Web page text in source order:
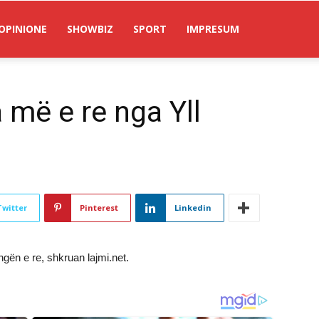
SHOWBIZ SPORT IMPRESUM
e re nga Yll
Pinterest Linkedin
e re, shkruan lajmi.net.